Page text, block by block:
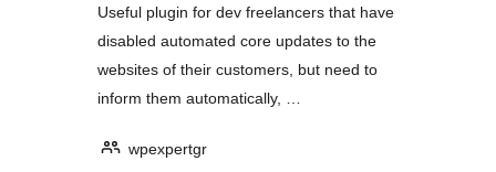
Useful plugin for dev freelancers that have
disabled automated core updates to the
websites of their customers, but need to
inform them automatically, …
wpexpertgr